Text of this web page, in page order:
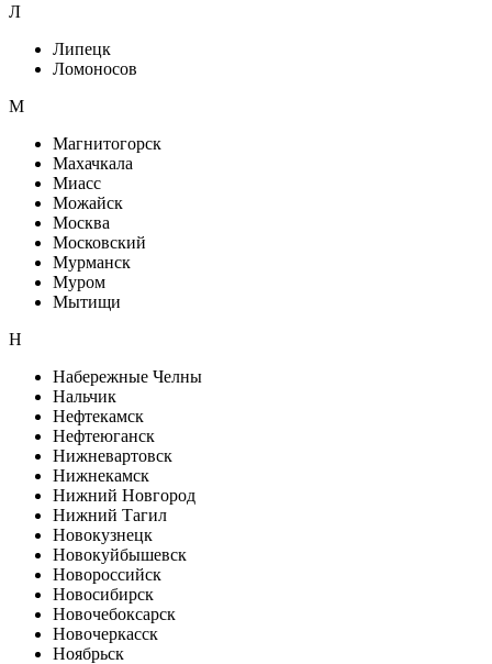
Л
Липецк
Ломоносов
М
Магнитогорск
Махачкала
Миасс
Можайск
Москва
Московский
Мурманск
Муром
Мытищи
Н
Набережные Челны
Нальчик
Нефтекамск
Нефтеюганск
Нижневартовск
Нижнекамск
Нижний Новгород
Нижний Тагил
Новокузнецк
Новокуйбышевск
Новороссийск
Новосибирск
Новочебоксарск
Новочеркасск
Ноябрьск